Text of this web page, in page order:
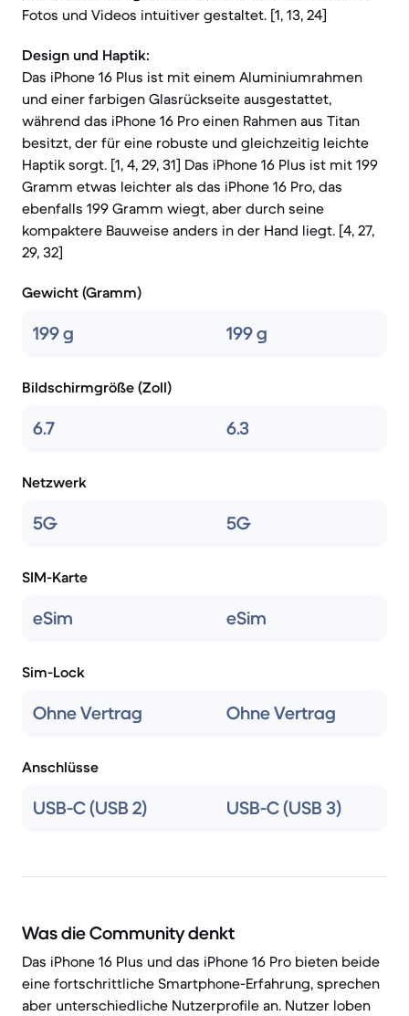
Fotos und Videos intuitiver gestaltet. [1, 13, 24]
Design und Haptik:
Das iPhone 16 Plus ist mit einem Aluminiumrahmen
und einer farbigen Glasrückseite ausgestattet,
während das iPhone 16 Pro einen Rahmen aus Titan
besitzt, der für eine robuste und gleichzeitig leichte
Haptik sorgt. [1, 4, 29, 31] Das iPhone 16 Plus ist mit 199
Gramm etwas leichter als das iPhone 16 Pro, das
ebenfalls 199 Gramm wiegt, aber durch seine
kompaktere Bauweise anders in der Hand liegt. [4, 27,
29, 32]
Gewicht (Gramm)
199 g 199 g
Bildschirmgröße (Zoll)
6.7 6.3
Netzwerk
5G 5G
SIM-Karte
eSim eSim
Sim-Lock
Ohne Vertrag Ohne Vertrag
Anschlüsse
USB-C (USB 2) USB-C (USB 3)
Was die Community denkt
Das iPhone 16 Plus und das iPhone 16 Pro bieten beide
eine fortschrittliche Smartphone-Erfahrung, sprechen
aber unterschiedliche Nutzerprofile an. Nutzer loben